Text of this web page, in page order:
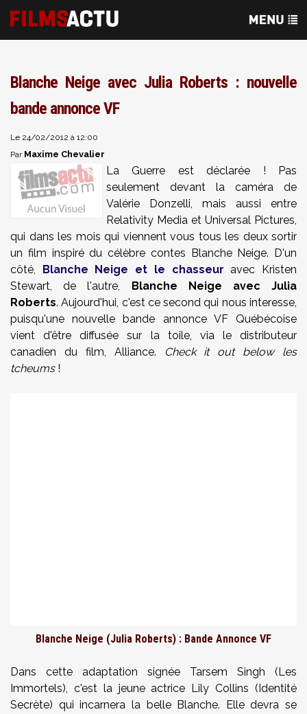
Blanche Neige avec Julia Roberts : nouvelle
bande annonce VF
Le 24/02/2012 à 12:00
Par Maxime Chevalier
La Guerre est déclarée ! Pas
seulement devant la caméra de
Valérie Donzelli, mais aussi entre
Relativity Media et Universal Pictures,
qui dans les mois qui viennent vous tous les deux sortir
un film inspiré du célèbre contes Blanche Neige. D'un
côté, Blanche Neige et le chasseur avec Kristen
Stewart, de l'autre, Blanche Neige avec Julia
Roberts. Aujourd'hui, c'est ce second qui nous interesse,
puisqu'une nouvelle bande annonce VF Québécoise
vient d'être diffusée sur la toile, via le distributeur
canadien du film, Alliance.
Check it out below les
tcheums !
Blanche Neige (Julia Roberts) : Bande Annonce VF
Dans cette adaptation signée Tarsem Singh (Les
Immortels), c'est la jeune actrice Lily Collins (Identité
Secrète) qui incarnera la belle Blanche. Elle devra se